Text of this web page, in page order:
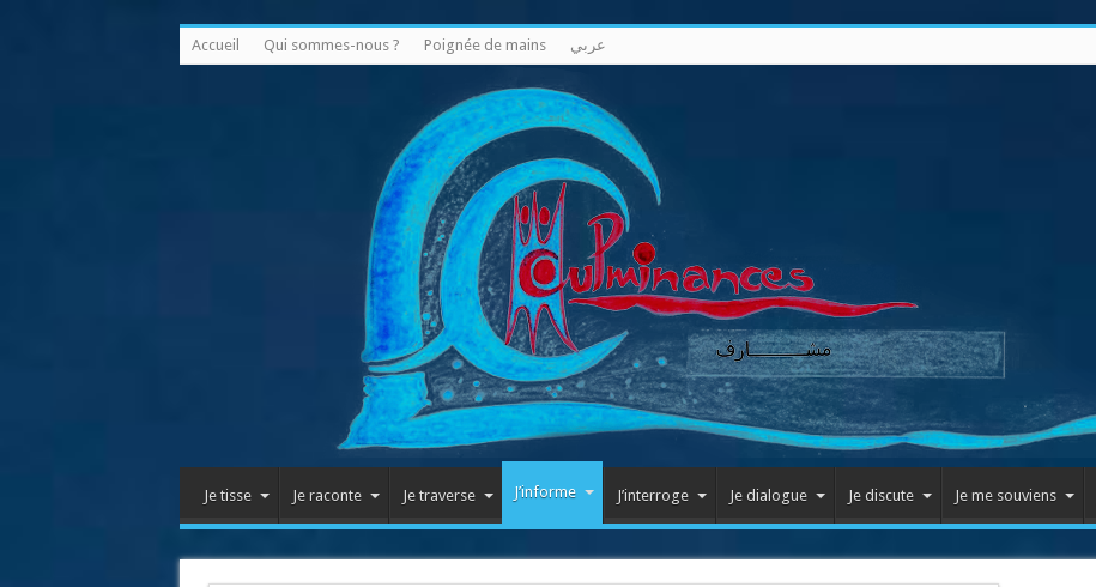
Accueil Qui sommes-nous ? Poignée de mains عربي
Je tisse Je raconte Je traverse J’informe J’interroge Je dialogue Je discute Je me souviens